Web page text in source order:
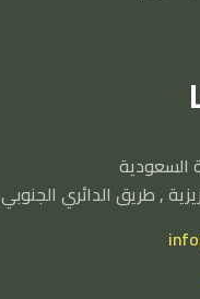
السعودية
, طريق الدائري الجنوبي